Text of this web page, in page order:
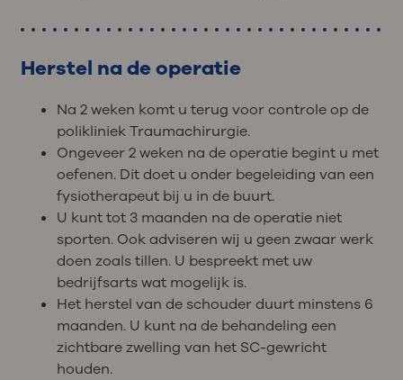
Herstel na de operatie
Na 2 weken komt u terug voor controle op de
polikliniek Traumachirurgie.
Ongeveer 2 weken na de operatie begint u met
oefenen. Dit doet u onder begeleiding van een
fysiotherapeut bij u in de buurt.
U kunt tot 3 maanden na de operatie niet
sporten. Ook adviseren wij u geen zwaar werk
doen zoals tillen. U bespreekt met uw
bedrijfsarts wat mogelijk is.
Het herstel van de schouder duurt minstens 6
maanden. U kunt na de behandeling een
zichtbare zwelling van het SC-gewricht
houden.